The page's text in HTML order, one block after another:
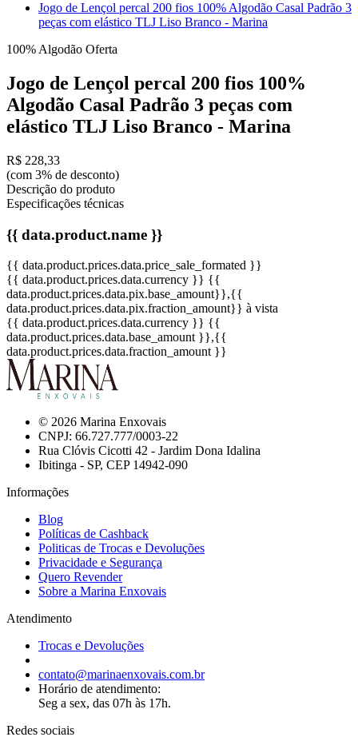
Jogo de Lençol percal 200 fios 100% Algodão Casal Padrão 3
peças com elástico TLJ Liso Branco - Marina
100% Algodão Oferta
Jogo de Lençol percal 200 fios 100%
Algodão Casal Padrão 3 peças com
elástico TLJ Liso Branco - Marina
R$ 228,33
(com 3% de desconto)
Descrição do produto
Especificações técnicas
{{ data.product.name }}
{{ data.product.prices.data.price_sale_formated }}
{{ data.product.prices.data.currency }} {{
data.product.prices.data.pix.base_amount}},{{
data.product.prices.data.pix.fraction_amount}} à vista
{{ data.product.prices.data.currency }} {{
data.product.prices.data.base_amount }},{{
data.product.prices.data.fraction_amount }}
© 2026 Marina Enxovais
CNPJ: 66.727.777/0003-22
Rua Clóvis Cicotti 42 - Jardim Dona Idalina
Ibitinga - SP, CEP 14942-090
Informações
Blog
Políticas de Cashback
Politicas de Trocas e Devoluções
Privacidade e Segurança
Quero Revender
Sobre a Marina Enxovais
Atendimento
Trocas e Devoluções
contato@marinaenxovais.com.br
Horário de atendimento:
Seg a sex, das 07h às 17h.
Redes sociais